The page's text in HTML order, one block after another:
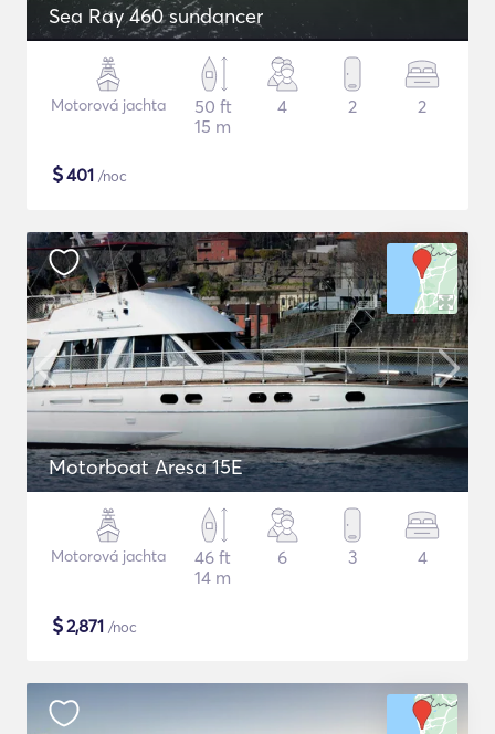
Sea Ray 460 sundancer
Motorová jachta
50 ft
15 m
4 2 2
$401 /noc
Motorboat Aresa 15E
Motorová jachta
46 ft
14 m
6 3 4
$2,871 /noc